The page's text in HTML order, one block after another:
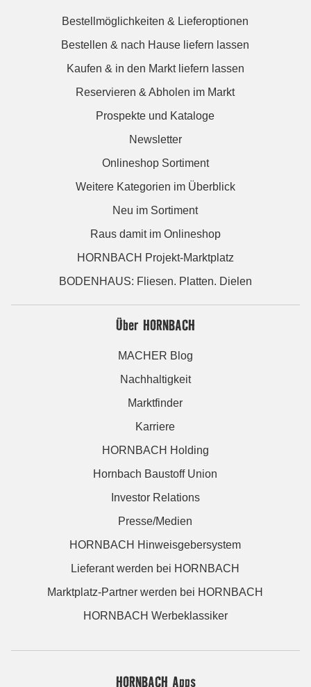
Bestellmöglichkeiten & Lieferoptionen
Bestellen & nach Hause liefern lassen
Kaufen & in den Markt liefern lassen
Reservieren & Abholen im Markt
Prospekte und Kataloge
Newsletter
Onlineshop Sortiment
Weitere Kategorien im Überblick
Neu im Sortiment
Raus damit im Onlineshop
HORNBACH Projekt-Marktplatz
BODENHAUS: Fliesen. Platten. Dielen
Über HORNBACH
MACHER Blog
Nachhaltigkeit
Marktfinder
Karriere
HORNBACH Holding
Hornbach Baustoff Union
Investor Relations
Presse/Medien
HORNBACH Hinweisgebersystem
Lieferant werden bei HORNBACH
Marktplatz-Partner werden bei HORNBACH
HORNBACH Werbeklassiker
HORNBACH Apps